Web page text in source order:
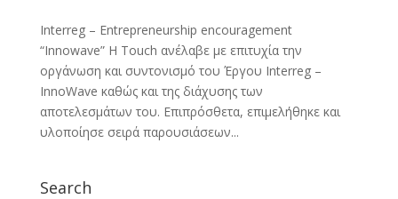
Interreg – Entrepreneurship encouragement
“Innowave” Η Touch ανέλαβε με επιτυχία την
οργάνωση και συντονισμό του Έργου Interreg –
InnoWave καθώς και της διάχυσης των
αποτελεσμάτων του. Επιπρόσθετα, επιμελήθηκε και
υλοποίησε σειρά παρουσιάσεων...
Search